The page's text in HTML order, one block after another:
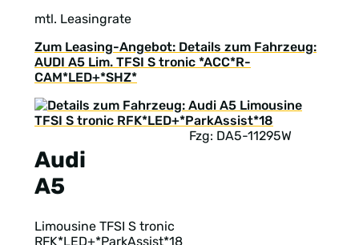
mtl. Leasingrate
Zum Leasing-Angebot: Details zum Fahrzeug:
AUDI A5 Lim. TFSI S tronic *ACC*R-
CAM*LED+*SHZ*
Audi
A5
Fzg: DA5-11295W
Limousine TFSI S tronic
RFK*LED+*ParkAssist*18